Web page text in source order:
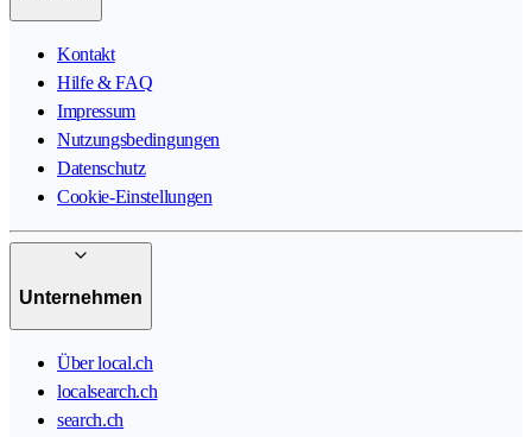
Kontakt
Hilfe & FAQ
Impressum
Nutzungsbedingungen
Datenschutz
Cookie-Einstellungen
Unternehmen
Über local.ch
localsearch.ch
search.ch